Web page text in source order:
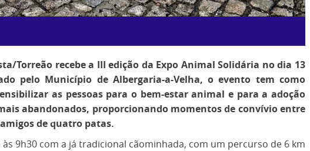
Torreão recebe a III edição da Expo Animal Solidária no dia 13
pelo Município de Albergaria-a-Velha, o evento tem como
as pessoas para o bem-estar animal e para a adoção
abandonados, proporcionando momentos de convívio entre
de quatro patas.
9h30 com a já tradicional cãominhada, com um percurso de 6 km